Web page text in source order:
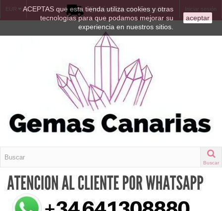
ACEPTAS que esta tienda utiliza cookies y otras
tecnologías para que podamos mejorar su
experiencia en nuestros sitios.
aceptar
EUR Iniciar sesión
Envíos desde España
Buscar